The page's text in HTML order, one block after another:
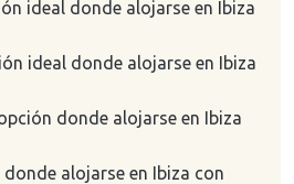
ideal donde alojarse en Ibiza
ideal donde alojarse en Ibiza
donde alojarse en Ibiza
donde alojarse en Ibiza con